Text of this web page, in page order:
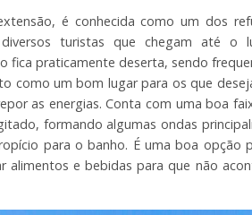
é conhecida como um dos
turistas que chegam até o
fica praticamente deserta, sendo
como um bom lugar para os que
as energias. Conta com uma boa
formando algumas ondas
para o banho. É uma boa opção
alimentos e bebidas para que não